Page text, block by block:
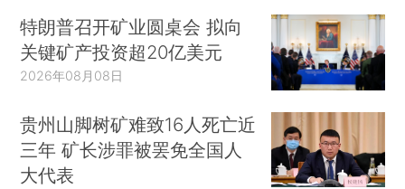
特朗普召开矿业圆桌会 拟向
关键矿产投资超20亿美元
2026年08月08日
贵州山脚树矿难致16人死亡近
三年 矿长涉罪被罢免全国人
大代表